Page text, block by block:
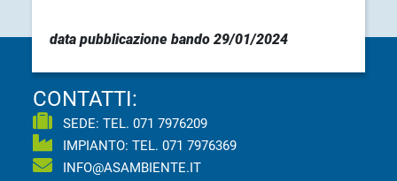
data pubblicazione bando 29/01/2024
CONTATTI:
SEDE: TEL.071 7976209
IMPIANTO: TEL.071 7976369
INFO@ASAMBIENTE.IT